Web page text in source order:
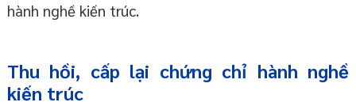
hành nghề kiến trúc.
Thu hồi, cấp lại chứng chỉ hành nghề
kiến trúc